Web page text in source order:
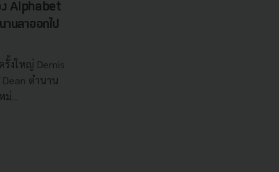
ง Alphabet
นลาออกไป
งใหญ่ Demis
Dean ตำนาน
ม่...